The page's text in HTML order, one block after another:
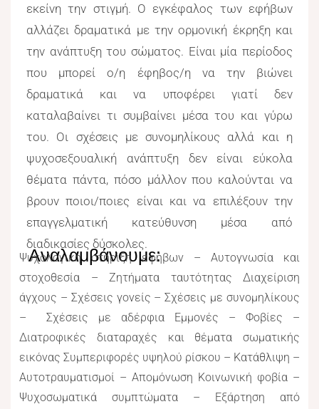
εκείνη την στιγμή. Ο εγκέφαλος των εφήβων
αλλάζει δραματικά με την ορμονική έκρηξη και
την ανάπτυξη του σώματος. Είναι μία περίοδος
που μπορεί ο/η έφηβος/η να την βιώνει
δραματικά και να υποφέρει γιατί δεν
καταλαβαίνει τι συμβαίνει μέσα του και γύρω
του. Οι σχέσεις με συνομηλίκους αλλά και η
ψυχοσεξουαλική ανάπτυξη δεν είναι εύκολα
θέματα πάντα, πόσο μάλλον που καλούνται να
βρουν ποιοι/ποιες είναι και να επιλέξουν την
επαγγελματική κατεύθυνση μέσα από
διαδικασίες δύσκολες.
Αναλαμβάνουμε:
Ψυχολογική στήριξη εφήβων – Αυτογνωσία και
στοχοθεσία – Ζητήματα ταυτότητας Διαχείριση
άγχους – Σχέσεις γονείς – Σχέσεις με συνομηλίκους
– Σχέσεις με αδέρφια Εμμονές – Φοβίες –
Διατροφικές διαταραχές και θέματα σωματικής
εικόνας Συμπεριφορές υψηλού ρίσκου – Κατάθλιψη –
Αυτοτραυματισμοί – Απομόνωση Κοινωνική φοβία –
Ψυχοσωματικά συμπτώματα – Εξάρτηση από